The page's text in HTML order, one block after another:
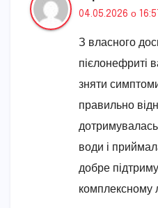
04.05.2026 о
З власного
пієлонефриті
зняти
правильно
води і
добре
комплексному